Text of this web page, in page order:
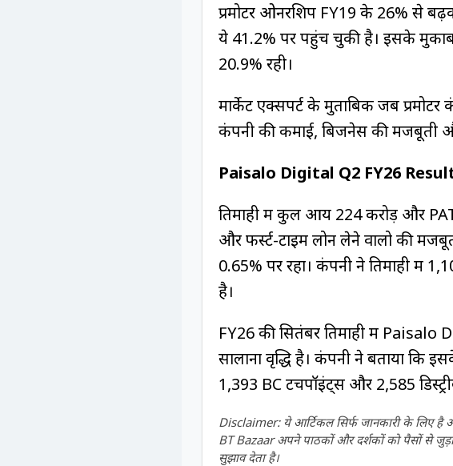
प्रमोटर ओनरशिप FY19 के 26% से
ये 41.2% पर पहुंच चुकी है। इसके
20.9% रही।
मार्केट एक्सपर्ट के मुताबिक जब
कंपनी की कमाई, बिजनेस की मजबूती
Paisalo Digital Q2 FY26
तिमाही में कुल आय ₹224 करोड़ और PAT
और फर्स्ट-टाइम लोन लेने वालो की
0.65% पर रहा। कंपनी ने तिमाही में
है।
FY26 की सितंबर तिमाही में Paisalo
सालाना वृद्धि है। कंपनी ने बताया कि
1,393 BC टचपॉइंट्स और 2,585
Disclaimer: ये आर्टिकल सिर्फ जानकारी के लिए है
BT Bazaar अपने पाठकों और दर्शकों को पैसों से
सुझाव देता है।